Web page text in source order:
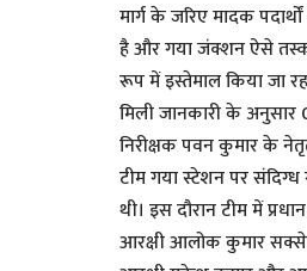
मार्ग के जरिए मादक
है और गया जंक्शन ऐसे
रूप में इस्तेमाल किया जा
मिली जानकारी के
निरीक्षक पवन कुमार के
टीम गया स्टेशन पर संदिग्ध
थी। इस दौरान टीम में
आरक्षी आलोक कुमार